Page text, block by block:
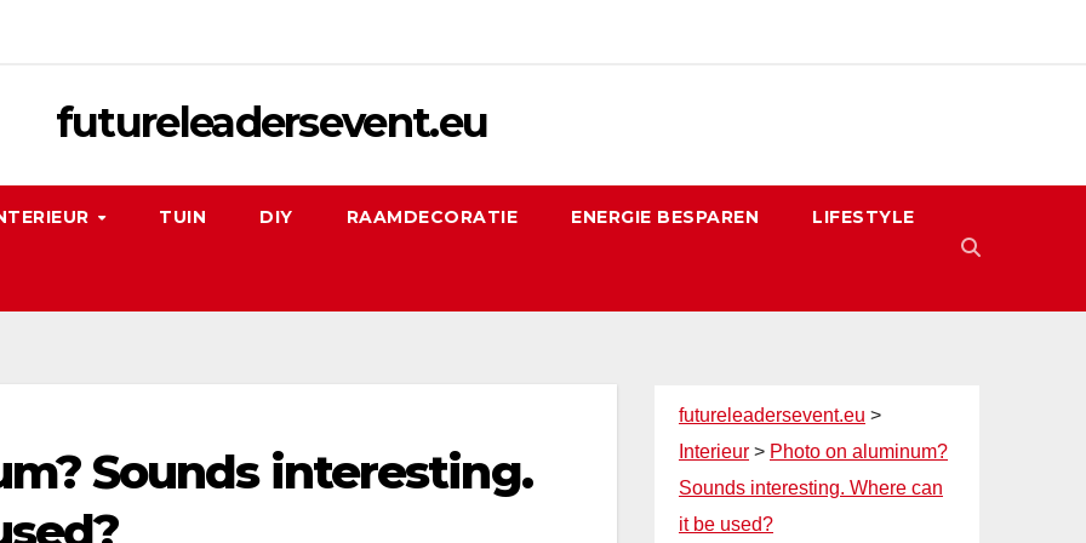
futureleadersevent.eu
TUIN DIY RAAMDECORATIE ENERGIE BESPAREN LIFESTYLE
Sounds interesting.
futureleadersevent.eu >
Interieur > Photo on aluminum?
Sounds interesting. Where can
it be used?